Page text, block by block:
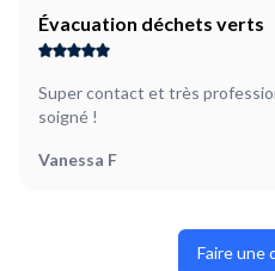
Évacuation déchets verts
Super contact et très
soigné !
Vanessa F
Faire une